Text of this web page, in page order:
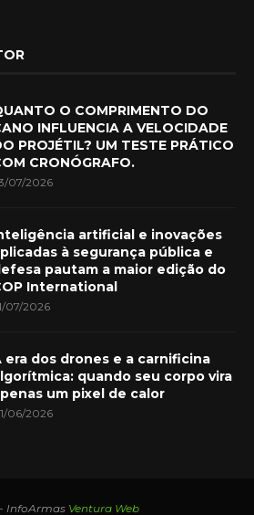
O COMPRIMENTO DO
INFLUENCIA A VELOCIDADE
PROJÉTIL? UM TESTE PRÁTICO
CRONÓGRAFO.
07/2026
artificial e inovações
à segurança pública e
pautam a maior edição do
International
07/2026
era dos drones e a carnificina
quando seu corpo vira
um pixel de calor
06/2026
- InfoArmas Ventura Web